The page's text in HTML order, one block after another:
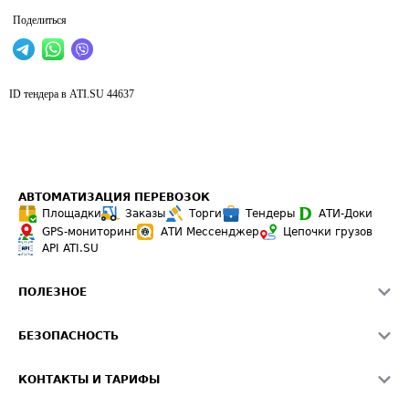
Поделиться
ID тендера в ATI.SU 44637
АВТОМАТИЗАЦИЯ ПЕРЕВОЗОК
Площадки
Заказы Торги Тендеры
АТИ-Доки
GPS-мониторинг
АТИ Мессенджер
Цепочки грузов
API ATI.SU
ПОЛЕЗНОЕ
Звезды ATI.SU на вашем сайте
БЕЗОПАСНОСТЬ
КОНТАКТЫ И ТАРИФЫ